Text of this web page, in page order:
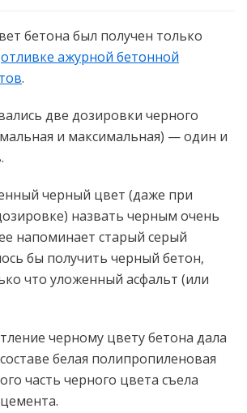
бетона был получен только
отливке ажурной бетонной
.
две дозировки черного
и максимальная) — один и
черный цвет (даже при
назвать черным очень
напоминает старый серый
бы получить черный бетон,
что уложенный асфальт (или
черному цвету бетона дала
белая полипропиленовая
часть черного цвета съела